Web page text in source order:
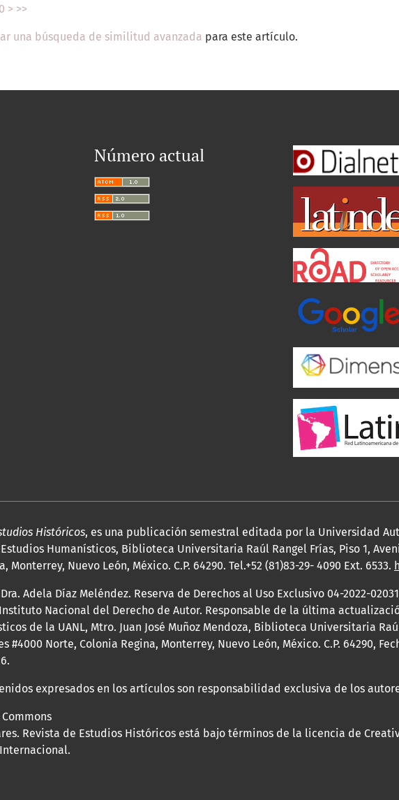
> >>
una búsqueda de similitud avanzada para este artículo.
Número actual
Históricos, es una publicación semestral editada por la Universidad
Humanísticos, Biblioteca Universitaria Raúl Rangel Frías, Piso 1,
Monterrey, Nuevo León, México. C.P. 64290. Tel.+52 (81)83-29- 4090 Ext. 6533.
Adela Díaz Meléndez. Reserva de Derechos al Uso Exclusivo 04-2022-
Nacional del Derecho de Autor. Responsable de la última
de la UANL, Mtro. Juan José Muñoz Mendoza, Biblioteca Universitaria
#4000 Norte, Colonia Regina, Monterrey, Nuevo León, México. C.P. 64290,
expresados en los artículos son responsabilidad exclusiva de los
Revista de Estudios Históricos está bajo términos de la licencia de